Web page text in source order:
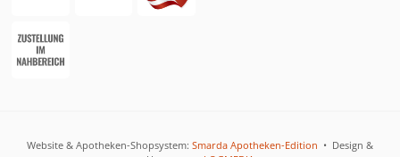
Website & Apotheken-Shopsystem: Smarda Apotheken-Edition • Design &